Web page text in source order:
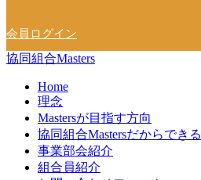
会員ログイン
協同組合Masters
Home
理念
Mastersが目指す方向
協同組合Mastersだからできる
事業部会紹介
組合員紹介